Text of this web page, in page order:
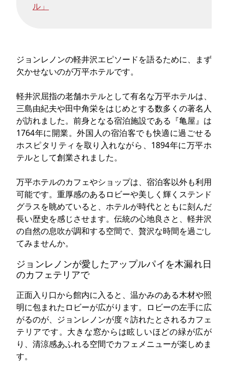
ル」
ジョンレノンの軽井沢エピソードを語るために、まず
欠かせないのが万平ホテルです。
軽井沢屈指の老舗ホテルとして有名な万平ホテルは、
三島由紀夫や田中角栄をはじめとする数多くの著名人
が訪れました。前身となる宿泊施設である『亀屋』は
1764年に開業。外国人の宿泊客でも快適に過ごせる
ホスピタリティを取り入れながら、1894年に万平ホ
テルとして創業されました。
万平ホテルのカフェやショップは、宿泊客以外も利用
可能です。重厚感のあるロビーや美しく輝くステンド
グラスを眺めていると、ホテルが時代とともに刻んだ
長い歴史を感じさせます。伝統の心地良さと、軽井沢
の自然の息吹が調和する空間で、贅沢な時間を過ごし
てみませんか。
ジョンレノンが愛したアップルパイを木漏れ日
のカフェテリアで
正面入り口から館内に入ると、温かみのある木材や照
明に包まれたロビーが広がります。ロビーの左手に広
がるのが、ジョンレノンが度々訪れたとされるカフェ
テリアです。大きな窓からは眩しいほどの緑が広が
り、清涼感あふれる空間でカフェメニューが楽しめま
す。